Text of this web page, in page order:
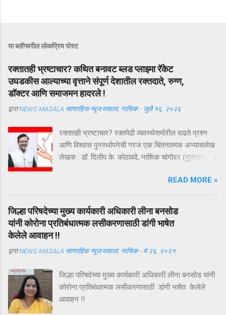
या ब्लॉगवरील लोकप्रिय पोस्ट
रक्तातही भ्रष्टाचार? कथित बनावट ब्लड प्लाझ्मा रॅकेट
उघडकीस आल्याच्या वृत्ताने संपूर्ण देशातील रक्तदाते, रुग्ण,
डॉक्टर आणि समाजमन हादरले !
द्वाराNEWS MASALA साप्ताहिक न्यूज मसाला, नासिक - जुलै १६, २०२६
रक्तातही भ्रष्टाचार? रक्तपेढी व्यवस्थेसमोरील वाढते प्रश्न
आणि विश्वास पुनर्स्थापनेची गरज एक चिंतनात्मक अभ्यासलेख
लेखक : डॉ. दिलीप के. कोठावदे, नाशिक चांगोदर (गुजरात) येथे
संपूर्ण देशातील रक्तदाते, रुग्ण, डॉक्टर आणि समाजमन हादरले
आहे. या प्रकरणाचा तपास अद्याप सुरू असून सत्य न्यायालयीन
प्रक्रियेनंतरच स्पष्ट होईल. परंतु या घटनेने एक अत्यंत
महत्त्वाचा प्रश्न पुन्हा ऐरणीवर आणला आहे—भारतातील रक्त
संक्रमण व्यवस्था किती सुरक्षित, पारदर्शक आणि उत्तरदायी
असतो. एक रक्तदाता कोणत्याही अपेक्षेशिवाय आपल्या
अर्पण करतो. तो विश्वास ठेवतो की त्याचे रक्त योग्य पद्धतीने
संकलित होईल, वैज्ञानिक निकषांनुसार तपासले जाईल,
सुरक्षितरीत्या साठवले जाईल आणि ज्या रुग्णाला त्याची गरज
READ MORE »
जिल्हा परिषदेच्या मुख्य कार्यकारी अधिकारी लीना बनसोड
यांनी कोरोना प्रतिबंधात्मक लसीकरणासाठी डांगी भाषेत
केलेले आवाहन !!
द्वाराNEWS MASALA साप्ताहिक न्यूज मसाला, नासिक - मे २६, २०२१
जिल्हा परिषदेच्या मुख्य कार्यकारी अधिकारी लीना बनसोड यांनी
कोरोना प्रतिबंधात्मक लसीकरणासाठी डांगी भाषेत केलेले
आवाहन !!